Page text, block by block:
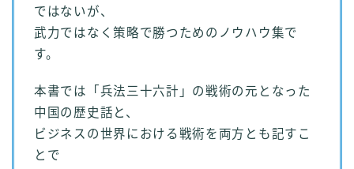
ではないが、
武力ではなく策略で勝つためのノウハウ集で
す。
本書では「兵法三十六計」の戦術の元となった
中国の歴史話と、
ビジネスの世界における戦術を両方とも記すこ
とで